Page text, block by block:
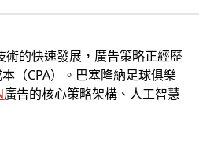
的快速發展，廣告策略正經歷
（CPA）。巴塞隆納足球俱樂
廣告的核心策略架構、人工智慧